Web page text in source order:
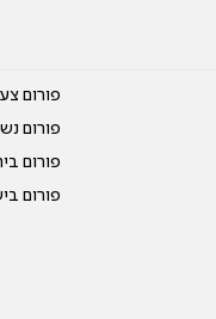
פורום
פורום
פורום
פורום